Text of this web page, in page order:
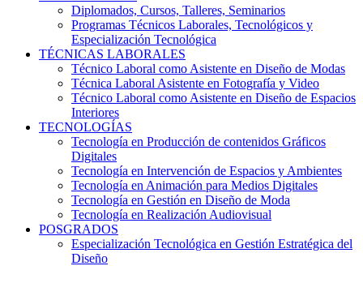
Diplomados, Cursos, Talleres, Seminarios
Programas Técnicos Laborales, Tecnológicos y
Especialización Tecnológica
TÉCNICAS LABORALES
Técnico Laboral como Asistente en Diseño de Modas
Técnica Laboral Asistente en Fotografía y Video
Técnico Laboral como Asistente en Diseño de Espacios
Interiores
TECNOLOGÍAS
Tecnología en Producción de contenidos Gráficos
Digitales
Tecnología en Intervención de Espacios y Ambientes
Tecnología en Animación para Medios Digitales
Tecnología en Gestión en Diseño de Moda
Tecnología en Realización Audiovisual
POSGRADOS
Especialización Tecnológica en Gestión Estratégica del
Diseño